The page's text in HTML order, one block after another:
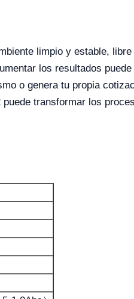
limpio y estable,
los resultados
o genera tu propia
transformar los